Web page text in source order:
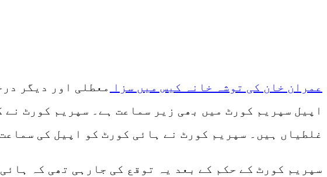
عمران خان کی توشہ خانہ کیس میں سزا
معطلی اور دیگر
اپیل سپریم کورٹ میں بھی زیر سماعت ہے۔ سپریم کورٹ
غلطیاں ہیں۔ سپریم کورٹ نے ہائی کورٹ کو اپیل کی
سپریم کورٹ کے حکم کے بعد یہ توقع کی جارہی تھی کہ